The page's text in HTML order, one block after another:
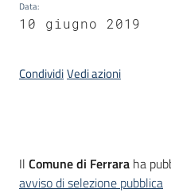
Seguici
Data:
10 giugno 2019
CondividiVedi azioni
Introduzione
Il Comune di Ferrara ha
avviso di selezione pubblica